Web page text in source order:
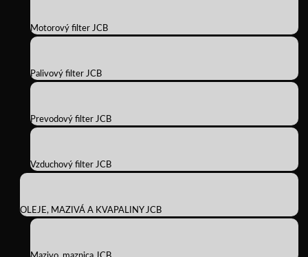
Motorový filter JCB
Palivový filter JCB
Prevodový filter JCB
Vzduchový filter JCB
OLEJE, MAZIVÁ A KVAPALINY JCB